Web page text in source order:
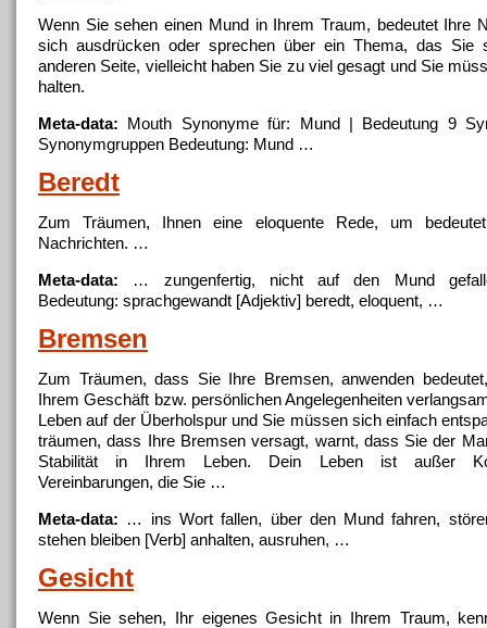
Wenn Sie sehen einen Mundin Ihrem Traum, bedeutet Ihre
sich ausdrücken oder sprechen über ein Thema, das Sie
anderen Seite, vielleicht haben Sie zu viel gesagt und Sie
halten.
Meta-data: Mouth Synonyme für: Mund| Bedeutung 9
Synonymgruppen Bedeutung: Mund …
Beredt
Zum Träumen, Ihnen eine eloquente Rede, um
Nachrichten. …
Meta-data: … zungenfertig, nicht auf den Mund
Bedeutung: sprachgewandt [Adjektiv] beredt, eloquent, …
Bremsen
Zum Träumen, dass Sie Ihre Bremsen, anwenden
Ihrem Geschäft bzw. persönlichen Angelegenheiten
Leben auf der Überholspur und Sie müssen sich einfach
träumen, dass Ihre Bremsen versagt, warnt, dass Sie der
Stabilität in Ihrem Leben. Dein Leben ist außer
Vereinbarungen, die Sie …
Meta-data: … ins Wort fallen, über den Mund fahren,
stehen bleiben [Verb] anhalten, ausruhen, …
Gesicht
Wenn Sie sehen, Ihr eigenes Gesicht in Ihrem Traum,